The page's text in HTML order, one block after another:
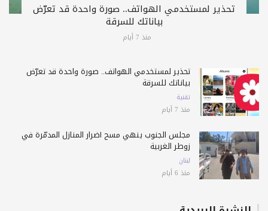
تحذير لمستخدمي الهواتف.. صورة واحدة قد تعرّض
بياناتك للسرقة
منذ 7 أيام
تحذير لمستخدمي الهواتف.. صورة واحدة قد تعرّض
بياناتك للسرقة
تقنية
منذ 7 أيام
مجلس الجنوب ينهي مسح أضرار المنازل المدمّرة في
زوطر الغربية
لبنان
منذ 6 أيام